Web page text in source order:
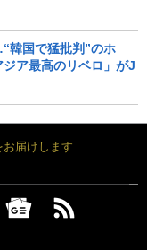
韓国で猛批判”のホ
ア最高のリベロ」がJ
届けします